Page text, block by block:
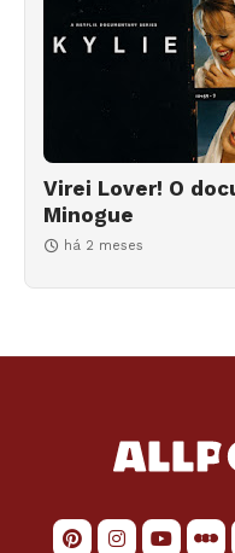
Virei Lover! O
Minogue
há 2 meses